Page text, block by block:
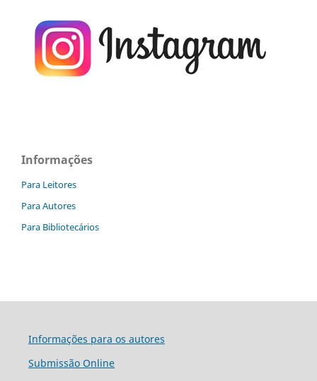
Informações
Para Leitores
Para Autores
Para Bibliotecários
Informações para os autores
Submissão Online